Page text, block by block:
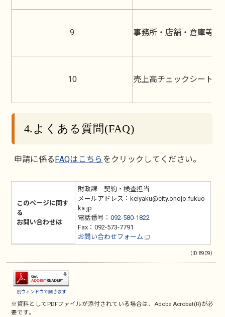
9 事務所・店舗・倉庫等の
10 売上高チェックシート
4.よくある質問(FAQ)
申請に係る FAQはこちら をクリックしてください。
このページに関す
る
お問い合わせは
財政課 契約・検査担当
メールアドレス：keiyaku@city.onojo.fukuo
ka.jp
電話番号： 092-580-1822
Fax：092-573-7791
お問い合わせフォーム
（ID:8909）
別ウィンドウで開きます
※資料としてPDFファイルが添付されている場合は、Adobe Acrobat(R)が必
要です。